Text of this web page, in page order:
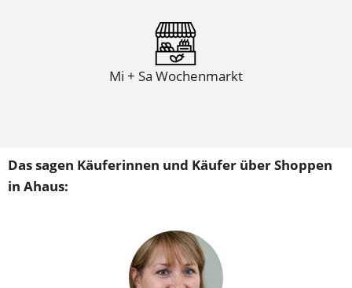
Mi + Sa Wochenmarkt
Das sagen Käuferinnen und Käufer über Shoppen
in Ahaus: